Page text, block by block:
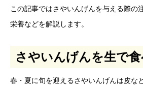
この記事ではさやいんげんを与える際の
栄養などを解説します。
さやいんげんを生で
春・夏に旬を迎えるさやいんげんは皮な